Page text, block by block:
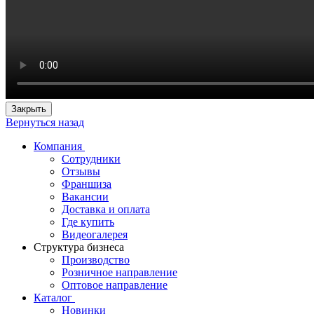
Закрыть
Вернуться назад
Компания
Сотрудники
Отзывы
Франшиза
Вакансии
Доставка и оплата
Где купить
Видеогалерея
Структура бизнеса
Производство
Розничное направление
Оптовое направление
Каталог
Новинки